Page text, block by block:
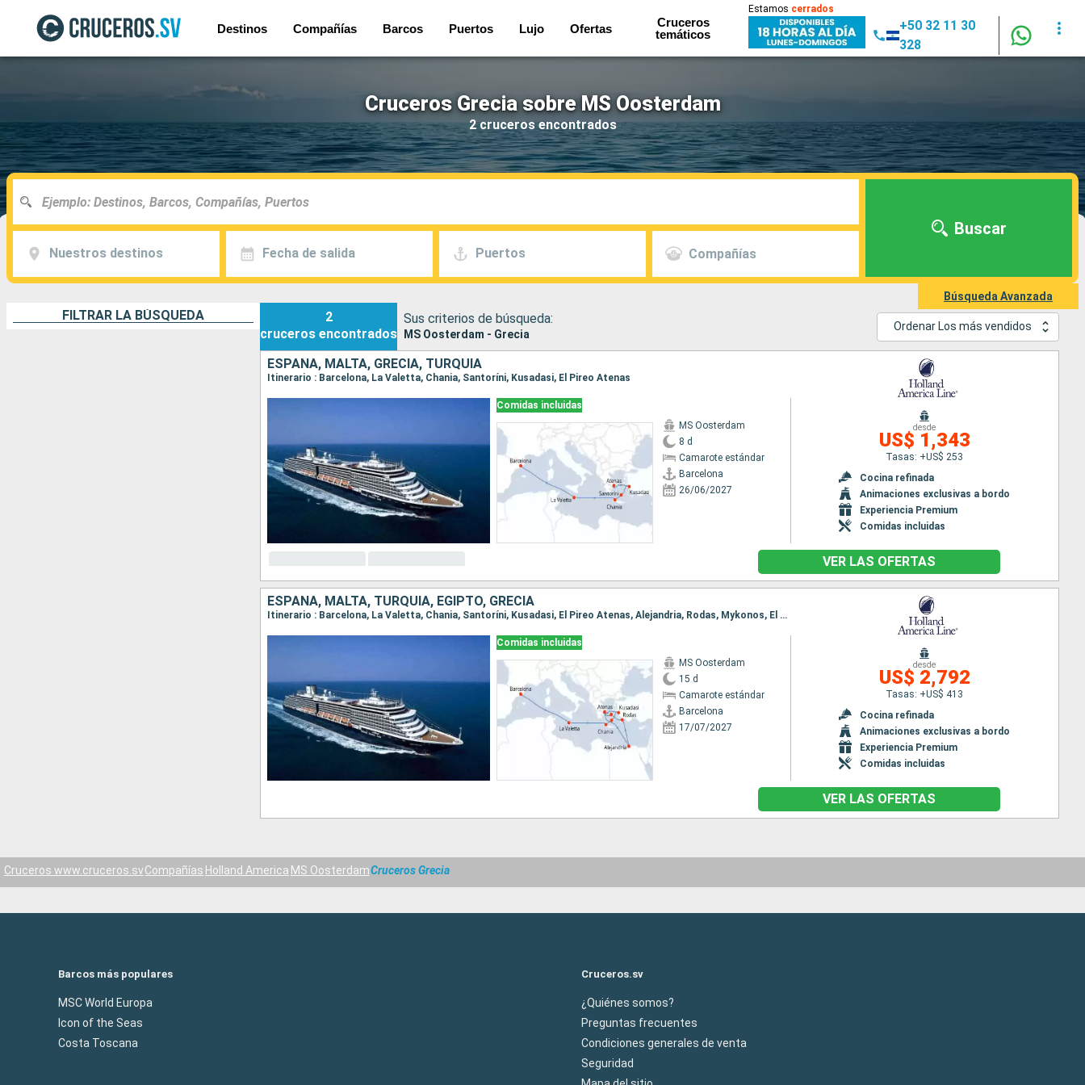
Destinos Compañías Barcos Puertos Lujo Ofertas
Cruceros
temáticos
Estamos cerrados
+50 32 11 30
328
Cruceros Grecia sobre MS Oosterdam
2 cruceros encontrados
Nuestros destinos Fecha de salida Puertos Compañías
Buscar
Búsqueda Avanzada
FILTRAR LA BÚSQUEDA
2
cruceros encontrados
Sus criterios de búsqueda:
MS Oosterdam - Grecia
Ordenar Los más vendidos
ESPAÑA, MALTA, GRECIA, TURQUÍA
Itinerario : Barcelona, La Valetta, Chania, Santoríni, Kusadasi, El Pireo Atenas
Comidas incluidas
MS Oosterdam
8 d
Camarote estándar
Barcelona
26/06/2027
desde
US$ 1,343
Tasas: +US$ 253
Cocina refinada
Animaciones exclusivas a bordo
Experiencia Premium
Comidas incluidas
VER LAS OFERTAS
ESPAÑA, MALTA, TURQUÍA, EGIPTO, GRECIA
Itinerario : Barcelona, La Valetta, Chania, Santoríni, Kusadasi, El Pireo Atenas, Alejandria, Rodas, Mykonos, El Pireo Atenas
Comidas incluidas
MS Oosterdam
15 d
Camarote estándar
Barcelona
17/07/2027
desde
US$ 2,792
Tasas: +US$ 413
Cocina refinada
Animaciones exclusivas a bordo
Experiencia Premium
Comidas incluidas
VER LAS OFERTAS
Cruceros www.cruceros.svCompañías Holland America MS OosterdamCruceros Grecia
Barcos más populares
MSC World Europa
Icon of the Seas
Costa Toscana
Cruceros.sv
¿Quiénes somos?
Preguntas frecuentes
Condiciones generales de venta
Seguridad